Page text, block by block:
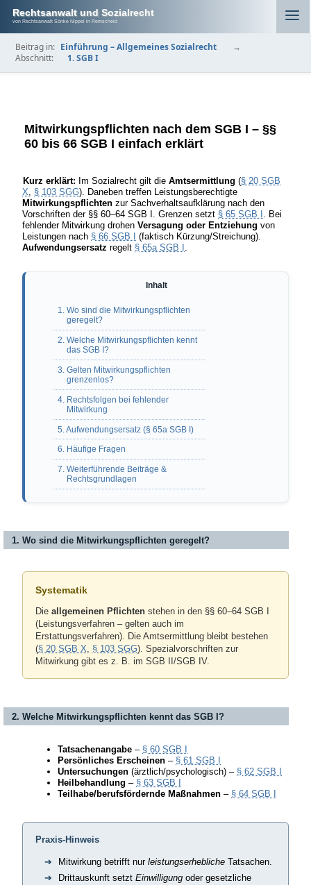
Rechtsanwalt und Sozialrecht
von Rechtsanwalt Sönke Nippel in Remscheid
Beitrag in: Einführung – Allgemeines Sozialrecht
→
Abschnitt:
1. SGB I
Mitwirkungspflichten nach dem SGB I – §§
60 bis 66 SGB I einfach erklärt
Kurz erklärt: Im Sozialrecht gilt die Amtsermittlung (§ 20 SGB
X, § 103 SGG). Daneben treffen Leistungsberechtigte
Mitwirkungspflichten zur Sachverhaltsaufklärung nach den
Vorschriften der §§ 60–64 SGB I. Grenzen setzt § 65 SGB I . Bei
fehlender Mitwirkung drohen Versagung oder Entziehung von
Leistungen nach § 66 SGB I
(faktisch Kürzung/Streichung).
Aufwendungsersatz regelt § 65a SGB I .
1. Wo sind die Mitwirkungspflichten
geregelt?
2. Welche Mitwirkungspflichten kennt
das SGB I?
3. Gelten Mitwirkungspflichten
grenzenlos?
4. Rechtsfolgen bei fehlender
Mitwirkung
5. Aufwendungsersatz (§ 65a SGB I)
6. Häufige Fragen
7. Weiterführende Beiträge &
Rechtsgrundlagen
1. Wo sind die Mitwirkungspflichten geregelt?
Systematik
Die allgemeinen Pflichtenstehen in den §§ 60–64 SGB I
(Leistungsverfahren – gelten auch im
Erstattungsverfahren). Die Amtsermittlung bleibt bestehen
(§ 20 SGB X, § 103 SGG). Spezialvorschriften zur
Mitwirkung gibt es z. B. im SGB II/SGB IV.
2. Welche Mitwirkungspflichten kennt das SGB I?
Tatsachenangabe – § 60 SGB I
Persönliches Erscheinen – § 61 SGB I
Untersuchungen (ärztlich/psychologisch) – § 62 SGB I
Heilbehandlung – § 63 SGB I
Teilhabe/berufsfördernde Maßnahmen – § 64 SGB I
Praxis-Hinweis
Mitwirkung betrifft nurleistungserhebliche Tatsachen.
Drittauskunft setztEinwilligung oder gesetzliche